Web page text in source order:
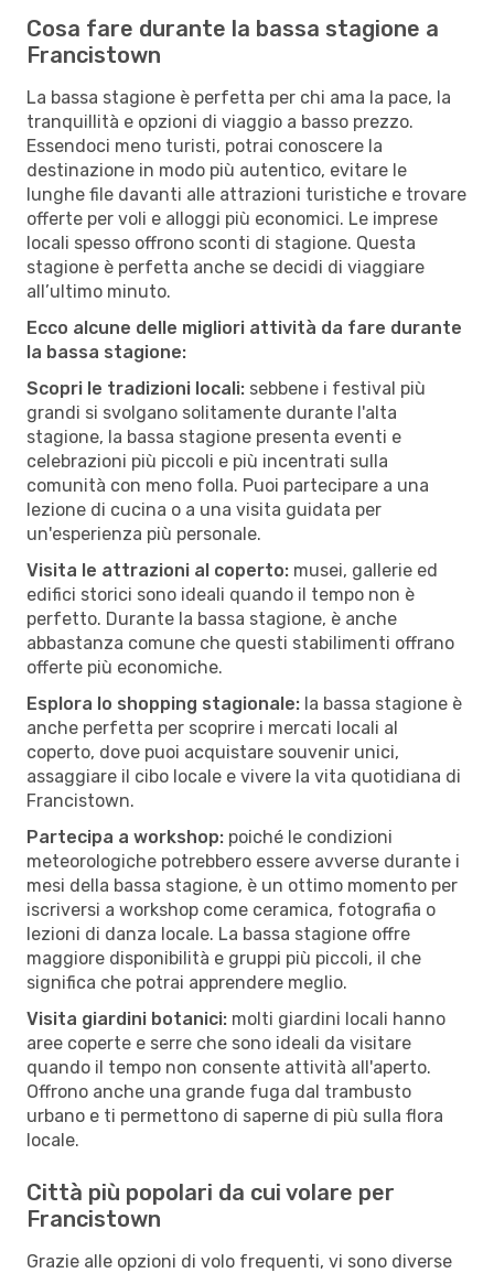
Cosa fare durante la bassa stagione a
Francistown
La bassa stagione è perfetta per chi ama la pace, la
tranquillità e opzioni di viaggio a basso prezzo.
Essendoci meno turisti, potrai conoscere la
destinazione in modo più autentico, evitare le
lunghe file davanti alle attrazioni turistiche e trovare
offerte per voli e alloggi più economici. Le imprese
locali spesso offrono sconti di stagione. Questa
stagione è perfetta anche se decidi di viaggiare
all’ultimo minuto.
Ecco alcune delle migliori attività da fare durante
la bassa stagione:
Scopri le tradizioni locali: sebbene i festival più
grandi si svolgano solitamente durante l'alta
stagione, la bassa stagione presenta eventi e
celebrazioni più piccoli e più incentrati sulla
comunità con meno folla. Puoi partecipare a una
lezione di cucina o a una visita guidata per
un'esperienza più personale.
Visita le attrazioni al coperto: musei, gallerie ed
edifici storici sono ideali quando il tempo non è
perfetto. Durante la bassa stagione, è anche
abbastanza comune che questi stabilimenti offrano
offerte più economiche.
Esplora lo shopping stagionale: la bassa stagione è
anche perfetta per scoprire i mercati locali al
coperto, dove puoi acquistare souvenir unici,
assaggiare il cibo locale e vivere la vita quotidiana di
Francistown.
Partecipa a workshop: poiché le condizioni
meteorologiche potrebbero essere avverse durante i
mesi della bassa stagione, è un ottimo momento per
iscriversi a workshop come ceramica, fotografia o
lezioni di danza locale. La bassa stagione offre
maggiore disponibilità e gruppi più piccoli, il che
significa che potrai apprendere meglio.
Visita giardini botanici: molti giardini locali hanno
aree coperte e serre che sono ideali da visitare
quando il tempo non consente attività all'aperto.
Offrono anche una grande fuga dal trambusto
urbano e ti permettono di saperne di più sulla flora
locale.
Città più popolari da cui volare per
Francistown
Grazie alle opzioni di volo frequenti, vi sono diverse